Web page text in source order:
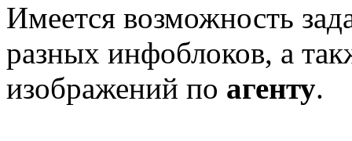
Имеется возможность
разных инфоблоков, а
изображений по агенту.